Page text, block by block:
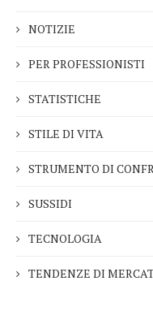
NOTIZIE
PER PROFESSIONISTI
STATISTICHE
STILE DI VITA
STRUMENTO DI
SUSSIDI
TECNOLOGIA
TENDENZE DI